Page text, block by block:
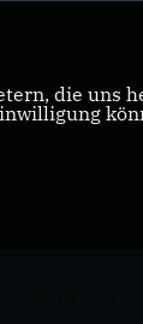
die uns